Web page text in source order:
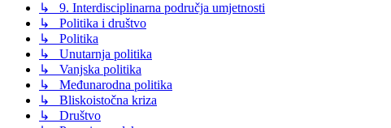
↳ 9. Interdisciplinarna područja umjetnosti
↳ Politika i društvo
↳ Politika
↳ Unutarnja politika
↳ Vanjska politika
↳ Međunarodna politika
↳ Bliskoistočna kriza
↳ Društvo